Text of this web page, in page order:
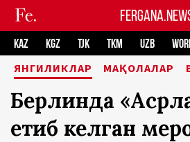
KAZ KGZ TJK TKM UZB
ЯНГИЛИКЛАР МАҚОЛАЛАР
Берлинда
етиб келган